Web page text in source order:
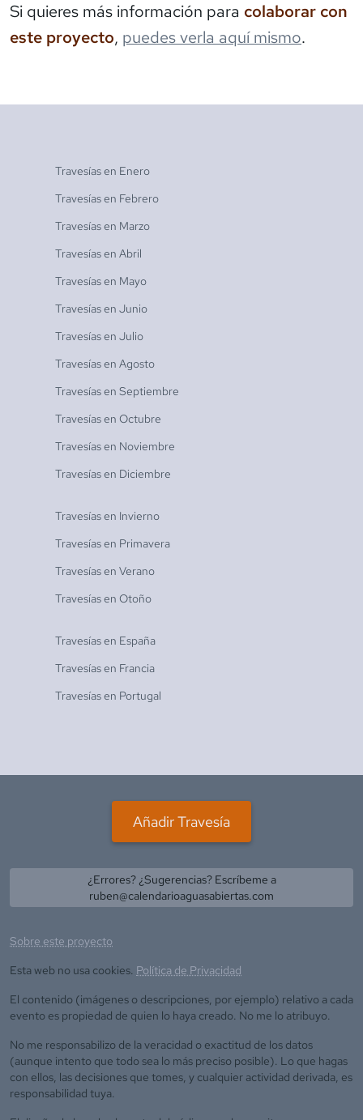
Si quieres más información para colaborar con
este proyecto, puedes verla aquí mismo.
Travesías en Enero
Travesías en Febrero
Travesías en Marzo
Travesías en Abril
Travesías en Mayo
Travesías en Junio
Travesías en Julio
Travesías en Agosto
Travesías en Septiembre
Travesías en Octubre
Travesías en Noviembre
Travesías en Diciembre
Travesías en Invierno
Travesías en Primavera
Travesías en Verano
Travesías en Otoño
Travesías en España
Travesías en Francia
Travesías en Portugal
Añadir Travesía
¿Errores? ¿Sugerencias? Escríbeme a
ruben@calendarioaguasabiertas.com
Sobre este proyecto
Esta web no usa cookies. Política de Privacidad
El contenido (imágenes o descripciones, por ejemplo) relativo a cada
evento es propiedad de quien lo haya creado. No me lo atribuyo.
No me responsabilizo de la veracidad o exactitud de los datos
(aunque intento que todo sea lo más preciso posible). Lo que hagas
con ellos, las decisiones que tomes, y cualquier actividad derivada, es
responsabilidad tuya.